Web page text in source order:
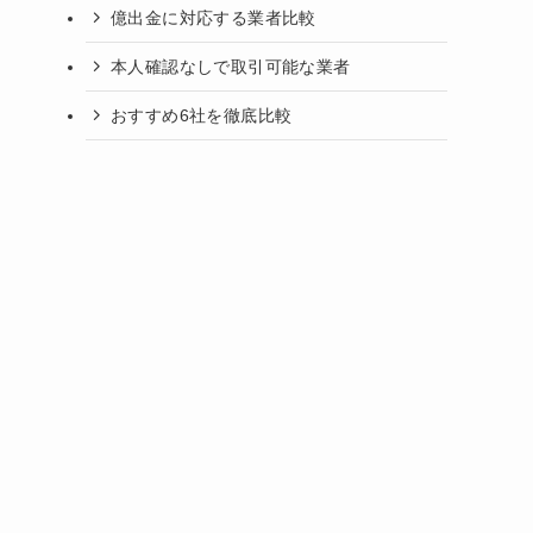
億出金に対応する業者比較
本人確認なしで取引可能な業者
おすすめ6社を徹底比較